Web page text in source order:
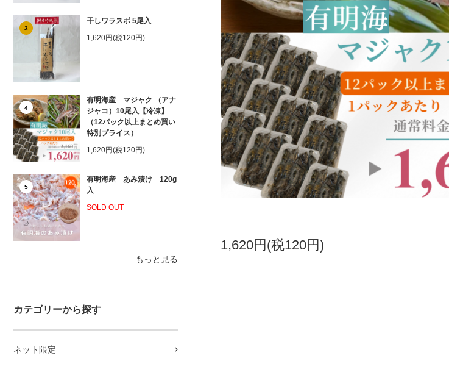
3
干しワラスボ 5尾入
1,620円(税120円)
4
有明海産 マジャク （アナ
ジャコ）10尾入【冷凍】
（12パック以上まとめ買い
特別プライス）
1,620円(税120円)
5
有明海産 あみ漬け 120g
入
SOLD OUT
もっと見る
カテゴリーから探す
ネット限定
1,620円(税120円)